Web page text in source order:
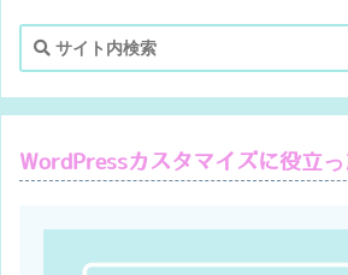
WordPressカスタマイズに役立